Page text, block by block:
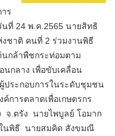
ร
24 พ.ค.2565 นายสิทธิ
งชาติ คนที่ 2 ร่วมงานพิธี
กล้าพืชกระท่อมตาม
กลาง เพื่อขับเคลื่อน
ประกอบการในระดับชุมชน
การตลาดเพื่อเกษตรกร
จ.ตรัง นายไพบูลย์ โอมาก
ในพิธี นายสมคิด สังขมณี